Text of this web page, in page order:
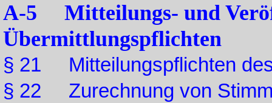
A-5 Mitteilungs- und
Übermittlungspflichten
§ 21 Mitteilungspflichten
§ 22 Zurechnung von